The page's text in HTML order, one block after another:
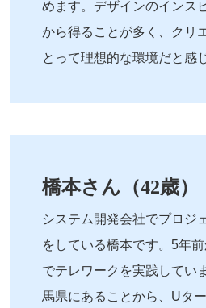
めます。デザインのインス
から得ることが多く、クリ
とって理想的な環境だと感
橋本さん（42歳）
システム開発会社でプロジ
をしている橋本です。5年
でテレワークを実践してい
馬県にあることから、Uタ